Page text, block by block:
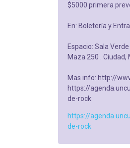
$5000 primera
En: Boletería y
Espacio: Sala Verde
Maza 250 . Ciudad,
Mas info: http://
https://
de-rock
https://
de-rock